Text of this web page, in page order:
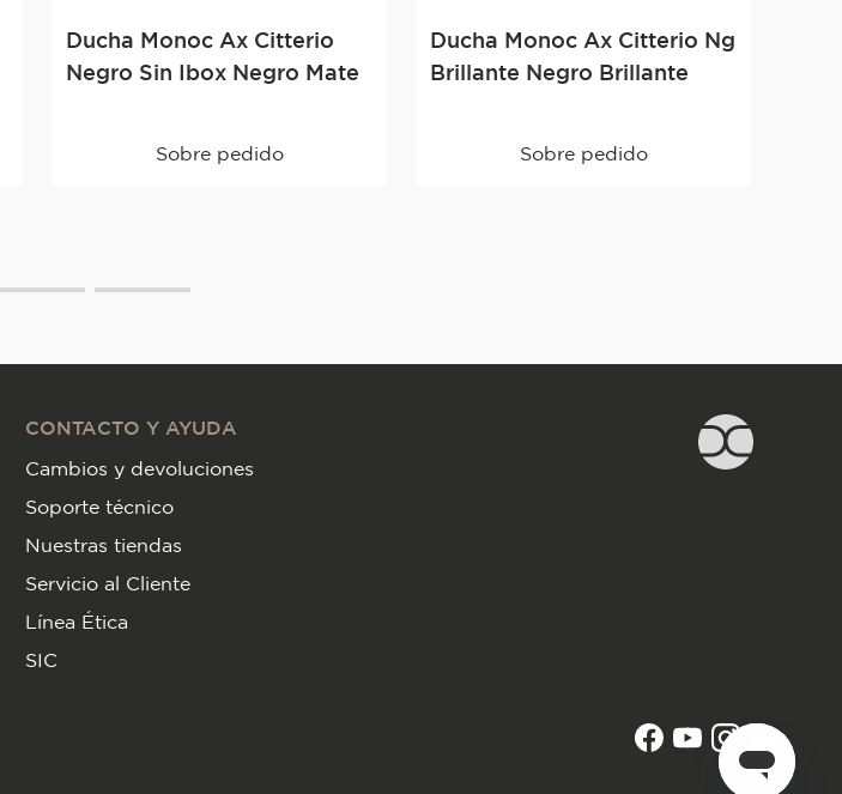
Ducha Monoc Ax Citterio
Negro Sin Ibox Negro Mate
Sobre pedido
Ducha Monoc Ax Citterio Ng
Brillante Negro Brillante
Sobre pedido
CONTACTO Y AYUDA
Cambios y devoluciones
Soporte técnico
Nuestras tiendas
Servicio al Cliente
Línea Ética
SIC